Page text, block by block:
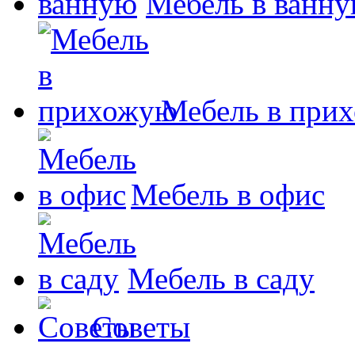
Мебель в
Мебель в офис
Мебель в саду
Советы